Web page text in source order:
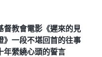
督教會電影《遲來的見
》一段不堪回首的往事
年縈繞心頭的誓言